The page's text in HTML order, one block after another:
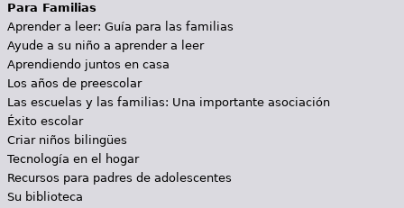
Para Familias
Aprender a leer: Guía para las familias
Ayude a su niño a aprender a leer
Aprendiendo juntos en casa
Los años de preescolar
Las escuelas y las familias: Una importante asociación
Éxito escolar
Criar niños bilingües
Tecnología en el hogar
Recursos para padres de adolescentes
Su biblioteca